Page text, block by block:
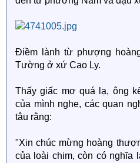
Điềm lành từ phượng
Tường ở xứ Cao Ly.
Thấy giấc mơ quá lạ, ông
của mình nghe, các quan
tâu rằng:
"Xin chúc mừng hoàng
của loài chim, còn có nghĩa